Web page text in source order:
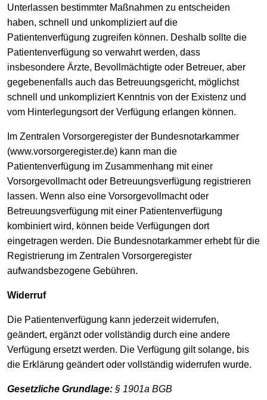
Unterlassen bestimmter Maßnahmen zu entscheiden
haben, schnell und unkompliziert auf die
Patientenverfügung zugreifen können. Deshalb sollte die
Patientenverfügung so verwahrt werden, dass
insbesondere Ärzte, Bevollmächtigte oder Betreuer, aber
gegebenenfalls auch das Betreuungsgericht, möglichst
schnell und unkompliziert Kenntnis von der Existenz und
vom Hinterlegungsort der Verfügung erlangen können.
Im Zentralen Vorsorgeregister der Bundesnotarkammer
(www.vorsorgeregister.de) kann man die
Patientenverfügung im Zusammenhang mit einer
Vorsorgevollmacht oder Betreuungsverfügung registrieren
lassen. Wenn also eine Vorsorgevollmacht oder
Betreuungsverfügung mit einer Patientenverfügung
kombiniert wird, können beide Verfügungen dort
eingetragen werden. Die Bundesnotarkammer erhebt für die
Registrierung im Zentralen Vorsorgeregister
aufwandsbezogene Gebühren.
Widerruf
Die Patientenverfügung kann jederzeit widerrufen,
geändert, ergänzt oder vollständig durch eine andere
Verfügung ersetzt werden. Die Verfügung gilt solange, bis
die Erklärung geändert oder vollständig widerrufen wurde.
Gesetzliche Grundlage: § 1901a BGB